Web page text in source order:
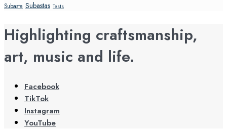
Subasta Subastas Tests
Highlighting craftsmanship,
art, music and life.
Facebook
TikTok
Instagram
YouTube